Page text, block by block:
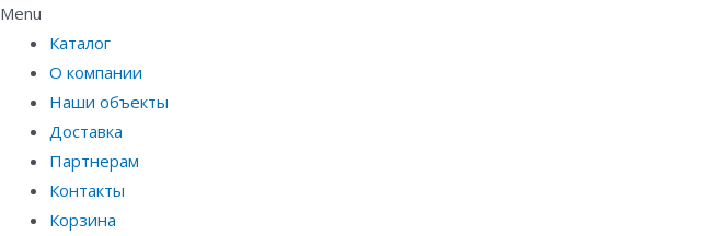
Menu
Каталог
О компании
Наши объекты
Доставка
Партнерам
Контакты
Корзина